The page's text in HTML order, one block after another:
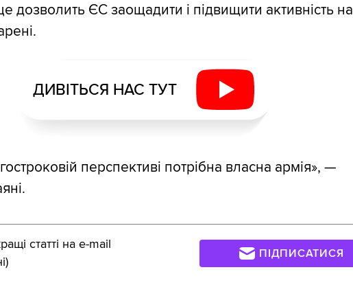
дозволить ЄС заощадити і підвищити активність на
ДИВІТЬСЯ НАС ТУТ
перспективі потрібна власна армія», —
статті на e-mail
ПІДПИСАТИСЯ